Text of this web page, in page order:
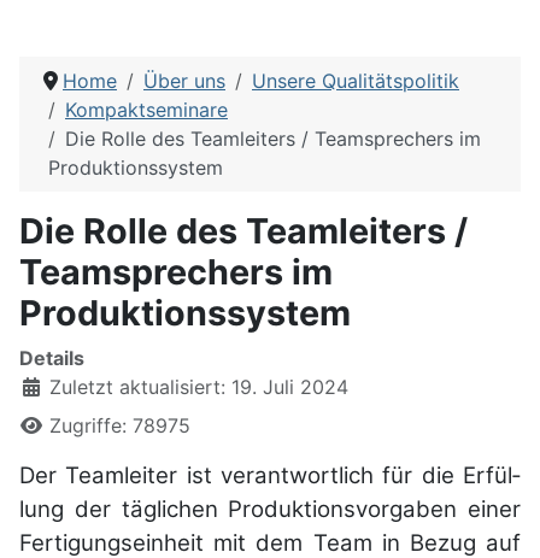
Home Über uns
Unsere Qualitätspolitik
Kompaktseminare
Die Rolle des Teamleiters / Teamsprechers im
Produktionssystem
Die Rolle des Teamleiters /
Teamsprechers im
Produktionssystem
Details
Zuletzt aktualisiert: 19. Juli 2024
Zugriffe: 78975
Der Teamleiter ist verant­wortlich für die Erfül­
lung der täglichen Produktions­vorgaben einer
Fertigungs­einheit mit dem Team in Bezug auf